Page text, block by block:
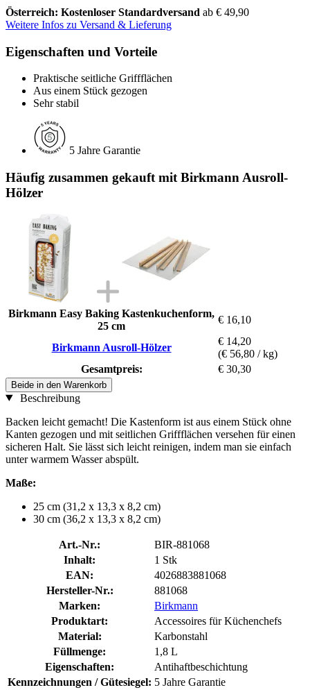
Österreich: Kostenloser Standardversand ab € 49,90
Weitere Infos zu Versand & Lieferung
Eigenschaften und Vorteile
Praktische seitliche Griffflächen
Aus einem Stück gezogen
Sehr stabil
5 Jahre Garantie
Häufig zusammen gekauft mit Birkmann Ausroll-
Hölzer
Birkmann Easy Baking Kastenkuchenform,
25 cm
€ 16,10
Birkmann Ausroll-Hölzer
€ 14,20
(€ 56,80 / kg)
Gesamtpreis:
€ 30,30
Beide in den Warenkorb
Beschreibung
Backen leicht gemacht! Die Kastenform ist aus einem Stück ohne
Kanten gezogen und mit seitlichen Griffflächen versehen für einen
sicheren Halt. Sie lässt sich leicht reinigen, indem man sie einfach
unter warmem Wasser abspült.
Maße:
25 cm (31,2 x 13,3 x 8,2 cm)
30 cm (36,2 x 13,3 x 8,2 cm)
Art.-Nr.:
BIR-881068
Inhalt:
1 Stk
EAN:
4026883881068
Hersteller-Nr.:
881068
Marken:
Birkmann
Produktart:
Accessoires für Küchenchefs
Material:
Karbonstahl
Füllmenge:
1,8 L
Eigenschaften:
Antihaftbeschichtung
Kennzeichnungen / Gütesiegel: 5 Jahre Garantie